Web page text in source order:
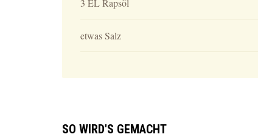
3 EL Rapsöl
etwas Salz
SO WIRD'S GEMACHT